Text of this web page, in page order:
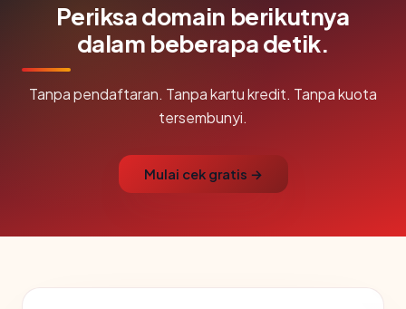
Periksa domain berikutnya
dalam beberapa detik.
Tanpa pendaftaran. Tanpa kartu kredit. Tanpa kuota
tersembunyi.
Mulai cek gratis →